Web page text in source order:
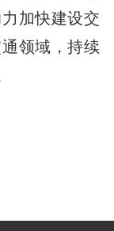
加快建设交
领域，持续